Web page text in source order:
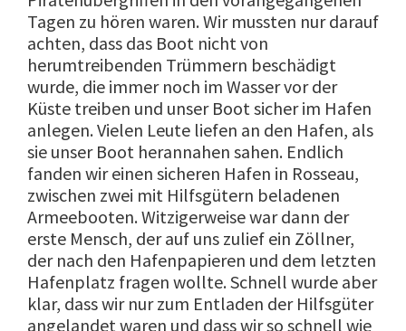
Tagen zu hören waren. Wir mussten nur darauf
achten, dass das Boot nicht von
herumtreibenden Trümmern beschädigt
wurde, die immer noch im Wasser vor der
Küste treiben und unser Boot sicher im Hafen
anlegen. Vielen Leute liefen an den Hafen, als
sie unser Boot herannahen sahen. Endlich
fanden wir einen sicheren Hafen in Rosseau,
zwischen zwei mit Hilfsgütern beladenen
Armeebooten. Witzigerweise war dann der
erste Mensch, der auf uns zulief ein Zöllner,
der nach den Hafenpapieren und dem letzten
Hafenplatz fragen wollte. Schnell wurde aber
klar, dass wir nur zum Entladen der Hilfsgüter
angelandet waren und dass wir so schnell wie